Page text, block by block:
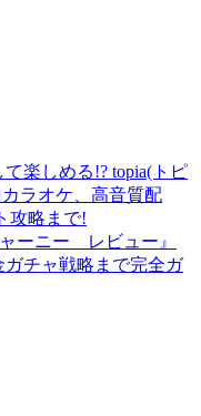
楽しめる!? topia(トピ
ラオケ、高音質配
攻略まで!
ーニー レビュー』
チャ戦略まで完全ガ